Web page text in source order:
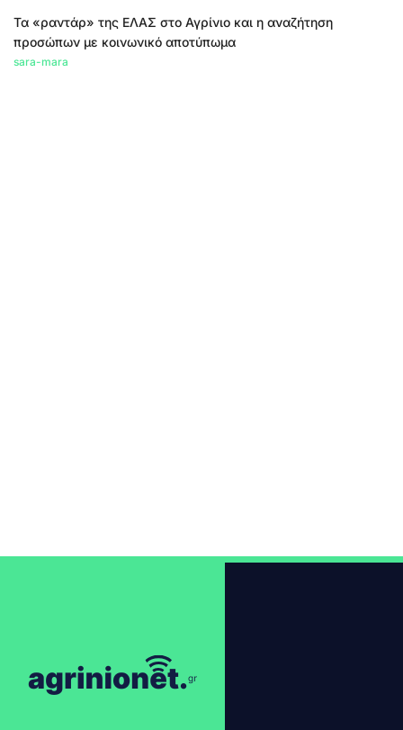
Τα «ραντάρ» της ΕΛΑΣ στο Αγρίνιο και η αναζήτηση
προσώπων με κοινωνικό αποτύπωμα
sara-mara